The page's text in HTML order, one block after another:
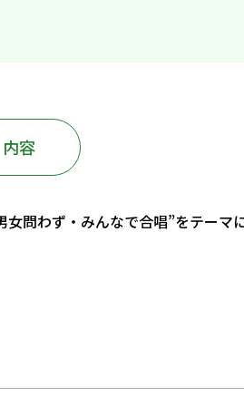
内容
女問わず・みんなで合唱”をテーマ